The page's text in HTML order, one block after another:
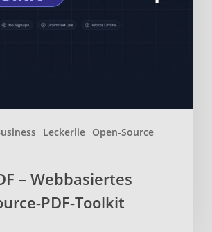
Leckerlie Open-Source
– Webbasiertes
PDF-Toolkit